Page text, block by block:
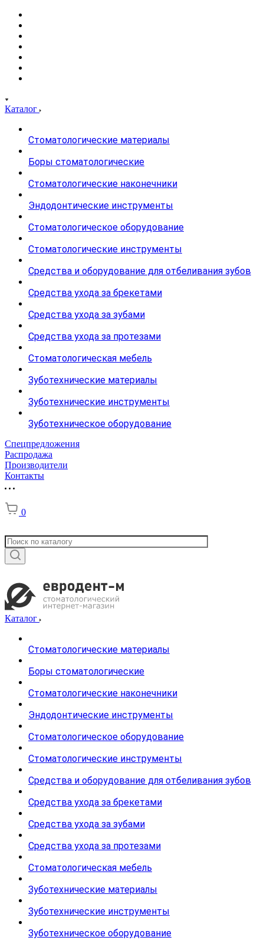
Каталог
Стоматологические материалы
Боры стоматологические
Стоматологические наконечники
Эндодонтические инструменты
Стоматологическое оборудование
Стоматологические инструменты
Средства и оборудование для отбеливания зубов
Средства ухода за брекетами
Средства ухода за зубами
Средства ухода за протезами
Стоматологическая мебель
Зуботехнические материалы
Зуботехнические инструменты
Зуботехническое оборудование
Спецпредложения
Распродажа
Производители
Контакты
0
Каталог
Стоматологические материалы
Боры стоматологические
Стоматологические наконечники
Эндодонтические инструменты
Стоматологическое оборудование
Стоматологические инструменты
Средства и оборудование для отбеливания зубов
Средства ухода за брекетами
Средства ухода за зубами
Средства ухода за протезами
Стоматологическая мебель
Зуботехнические материалы
Зуботехнические инструменты
Зуботехническое оборудование